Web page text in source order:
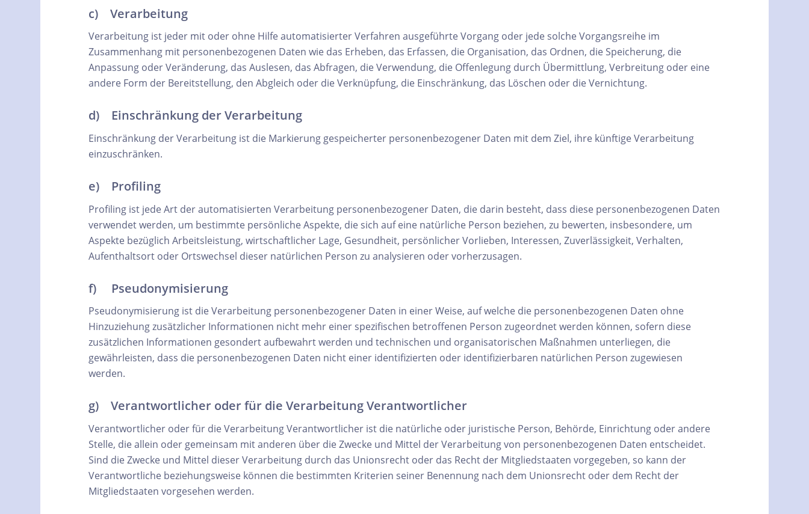
c) Verarbeitung
Verarbeitung ist jeder mit oder ohne Hilfe automatisierter Verfahren ausgeführte Vorgang oder jede solche Vorgangsreihe im
Zusammenhang mit personenbezogenen Daten wie das Erheben, das Erfassen, die Organisation, das Ordnen, die Speicherung, die
Anpassung oder Veränderung, das Auslesen, das Abfragen, die Verwendung, die Offenlegung durch Übermittlung, Verbreitung oder eine
andere Form der Bereitstellung, den Abgleich oder die Verknüpfung, die Einschränkung, das Löschen oder die Vernichtung.
d) Einschränkung der Verarbeitung
Einschränkung der Verarbeitung ist die Markierung gespeicherter personenbezogener Daten mit dem Ziel, ihre künftige Verarbeitung
einzuschränken.
e) Profiling
Profiling ist jede Art der automatisierten Verarbeitung personenbezogener Daten, die darin besteht, dass diese personenbezogenen Daten
verwendet werden, um bestimmte persönliche Aspekte, die sich auf eine natürliche Person beziehen, zu bewerten, insbesondere, um
Aspekte bezüglich Arbeitsleistung, wirtschaftlicher Lage, Gesundheit, persönlicher Vorlieben, Interessen, Zuverlässigkeit, Verhalten,
Aufenthaltsort oder Ortswechsel dieser natürlichen Person zu analysieren oder vorherzusagen.
f) Pseudonymisierung
Pseudonymisierung ist die Verarbeitung personenbezogener Daten in einer Weise, auf welche die personenbezogenen Daten ohne
Hinzuziehung zusätzlicher Informationen nicht mehr einer spezifischen betroffenen Person zugeordnet werden können, sofern diese
zusätzlichen Informationen gesondert aufbewahrt werden und technischen und organisatorischen Maßnahmen unterliegen, die
gewährleisten, dass die personenbezogenen Daten nicht einer identifizierten oder identifizierbaren natürlichen Person zugewiesen
werden.
g) Verantwortlicher oder für die Verarbeitung Verantwortlicher
Verantwortlicher oder für die Verarbeitung Verantwortlicher ist die natürliche oder juristische Person, Behörde, Einrichtung oder andere
Stelle, die allein oder gemeinsam mit anderen über die Zwecke und Mittel der Verarbeitung von personenbezogenen Daten entscheidet.
Sind die Zwecke und Mittel dieser Verarbeitung durch das Unionsrecht oder das Recht der Mitgliedstaaten vorgegeben, so kann der
Verantwortliche beziehungsweise können die bestimmten Kriterien seiner Benennung nach dem Unionsrecht oder dem Recht der
Mitgliedstaaten vorgesehen werden.